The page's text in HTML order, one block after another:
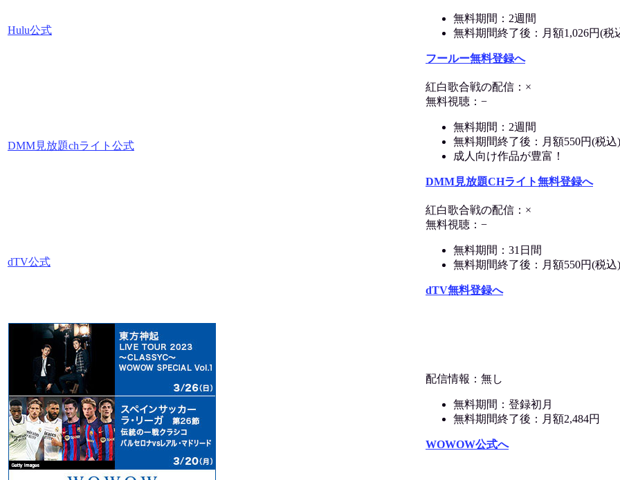
Hulu公式
無料期間：2週間
無料期間終了後：月額1,026円(税
フールー無料登録へ
DMM見放題chライト公式
紅白歌合戦の配信：×
無料視聴：−
無料期間：2週間
無料期間終了後：月額550円(税込)
成人向け作品が豊富！
DMM見放題CHライト無料登録へ
dTV公式
紅白歌合戦の配信：×
無料視聴：−
無料期間：31日間
無料期間終了後：月額550円(税込)
dTV無料登録へ
配信情報：無し
無料期間：登録初月
無料期間終了後：月額2,484円
WOWOW公式へ